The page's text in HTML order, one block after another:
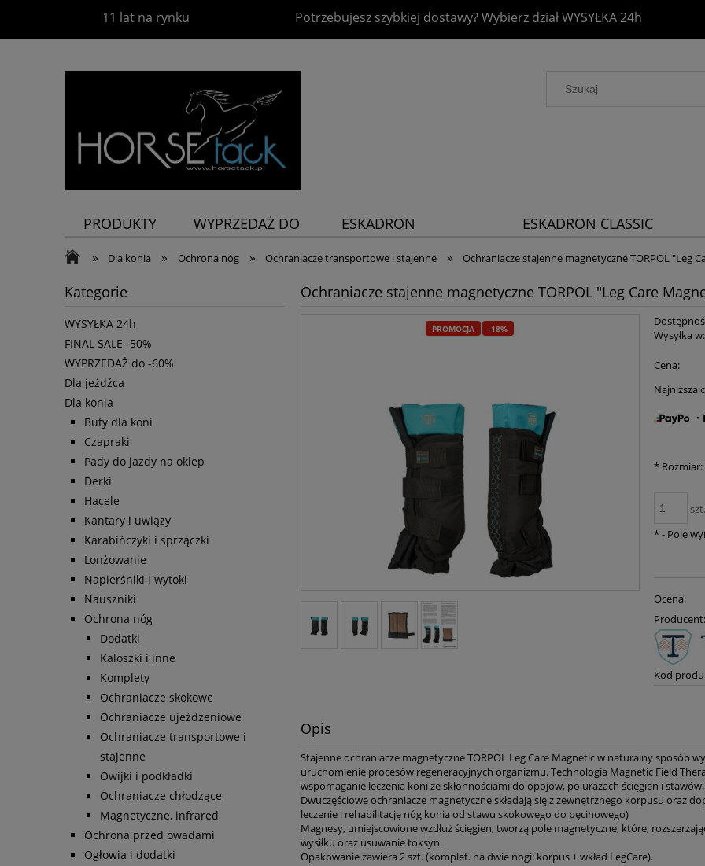
11 lat na rynku Potrzebujesz szybkiej dostawy? Wybierz działWYSYŁKA 24h
PRODUKTY
WYPRZEDAŻ DO
ESKADRON
ESKADRON CLASSIC
» Dla konia » Ochrona nóg » Ochraniacze transportowe i stajenne » Ochraniacze stajenne magnetyczne TORPOL "Leg
Kategorie
WYSYŁKA 24h
FINAL SALE -50%
WYPRZEDAŻ do -60%
Dla jeźdźca
Dla konia
Buty dla koni
Czapraki
Pady do jazdy na oklep
Derki
Hacele
Kantary i uwiązy
Karabińczyki i sprzączki
Lonżowanie
Napierśniki i wytoki
Nauszniki
Ochrona nóg
Dodatki
Kaloszki i inne
Komplety
Ochraniacze skokowe
Ochraniacze ujeżdżeniowe
Ochraniacze transportowe i
stajenne
Owijki i podkładki
Ochraniacze chłodzące
Magnetyczne, infrared
Ochrona przed owadami
Ogłowia i dodatki
Ochraniacze stajenne magnetyczne TORPOL "Leg Care
PROMOCJA -18%
Wysyłka w:
Cena:
Najniższa
* Rozmiar:
szt.
*- Pole
Ocena:
Producent:
Kod
Opis
Stajenne ochraniacze magnetyczne TORPOL Leg Care Magnetic w naturalny sposób
uruchomienie procesów regeneracyjnych organizmu. Technologia Magnetic Field
wspomaganie leczenia koni ze skłonnościami do opojów, po urazach ścięgien i stawów.
Dwuczęściowe ochraniacze magnetyczne składają się z zewnętrznego korpusu oraz
leczenie i rehabilitację nóg konia od stawu skokowego do pęcinowego)
Magnesy, umiejscowione wzdłuż ścięgien, tworzą pole magnetyczne, które,
wysiłku oraz usuwanie toksyn.
Opakowanie zawiera 2 szt. (komplet. na dwie nogi: korpus + wkład LegCare).